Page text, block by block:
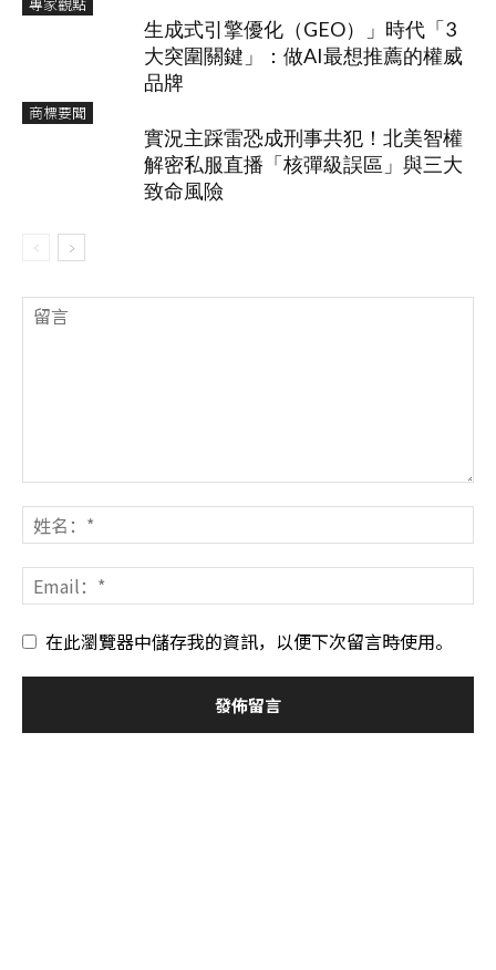
專家觀點
生成式引擎優化（GEO）」時代「3
大突圍關鍵」：做AI最想推薦的權威
品牌
商標要聞
實況主踩雷恐成刑事共犯！北美智權
解密私服直播「核彈級誤區」與三大
致命風險
在此瀏覽器中儲存我的資訊，以便下次留言時使用。